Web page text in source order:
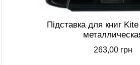
Підставка для книг
263,00 грн